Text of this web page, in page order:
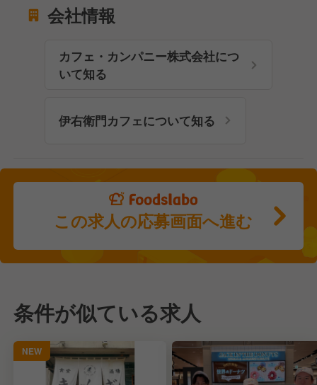
会社情報
カフェ・カンパニー株式会社につ
いて知る
伊右衛門カフェについて知る
この求人の応募画面へ進む
条件が似ている求人
NEW